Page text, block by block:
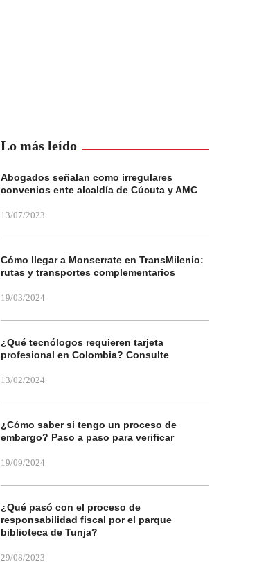
Lo más leído
Abogados señalan como irregulares
convenios ente alcaldía de Cúcuta y AMC
13/07/2023
Cómo llegar a Monserrate en TransMilenio:
rutas y transportes complementarios
19/03/2024
¿Qué tecnólogos requieren tarjeta
profesional en Colombia? Consulte
13/02/2024
¿Cómo saber si tengo un proceso de
embargo? Paso a paso para verificar
19/09/2024
¿Qué pasó con el proceso de
responsabilidad fiscal por el parque
biblioteca de Tunja?
29/08/2023